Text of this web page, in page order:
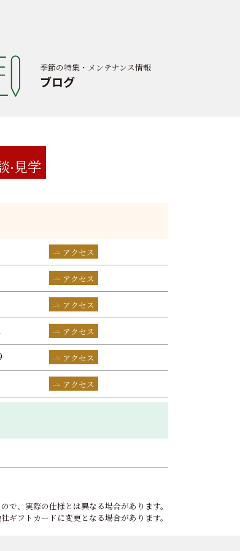
季節の特集・メンテナンス情報
ブログ
見学
アクセス
アクセス
アクセス
アクセス
アクセス
アクセス
、実際の仕様とは異なる場合があります。
フトカードに変更となる場合があります。